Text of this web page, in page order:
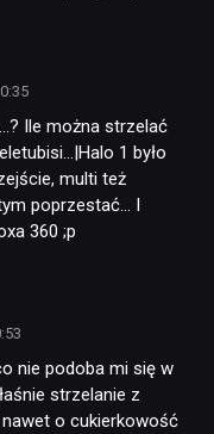
Ile można strzelać
1 było
multi też
poprzestać… I
360 ;p
nie podoba mi się w
strzelanie z
o cukierkowość